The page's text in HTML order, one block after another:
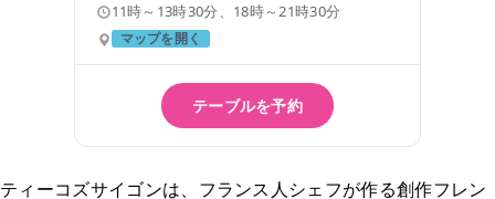
11時～13時30分、18時～21時30分
マップを開く
テーブルを予約
ティーコズサイゴンは、フランス人シェフが作る創作フレン